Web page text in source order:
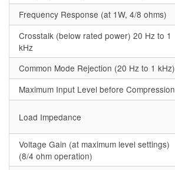
Frequency Response (at 1W, 4/8 ohms)
Crosstalk (below rated power) 20 Hz to 1
kHz
Common Mode Rejection (20 Hz to 1 kHz)
Maximum Input Level before Compression
Load Impedance
Voltage Gain (at maximum level settings)
(8/4 ohm operation)